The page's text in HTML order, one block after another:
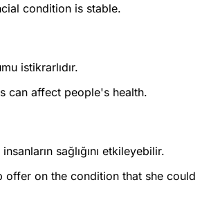
condition is stable.
istikrarlıdır.
can affect people's health.
sağlığını etkileyebilir.
offer on the condition that she could